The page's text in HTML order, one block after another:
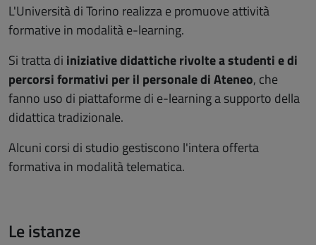
L'Università di Torino realizza e promuove attività
formative in modalità e-learning.
Si tratta di iniziative didattiche rivolte a studenti e di
percorsi formativi per il personale di Ateneo, che
fanno uso di piattaforme di e-learning a supporto della
didattica tradizionale.
Alcuni corsi di studio gestiscono l'intera offerta
formativa in modalità telematica.
Le istanze